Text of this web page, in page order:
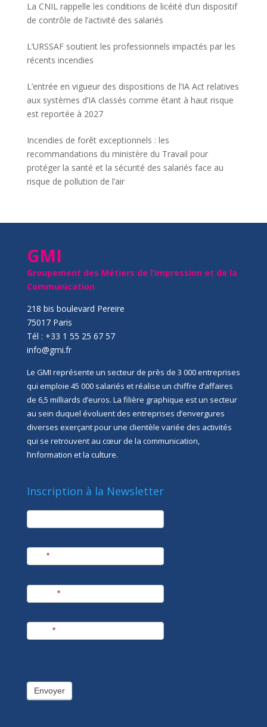
La CNIL rappelle les conditions de licéité d’un dispositif
de contrôle de l’activité des salariés
L’URSSAF soutient les professionnels impactés par les
récents incendies
L’entrée en vigueur des dispositions de l’IA Act relatives
aux systèmes d’IA classés comme étant à haut risque
est reportée à 2027
Incendies de forêt exceptionnels : les
recommandations du ministère du Travail pour
protéger la santé et la sécurité des salariés face au
risque de pollution de l’air
GMI
Groupement des Métiers de l’Impression et de la
Communication
218 bis boulevard Pereire
75017 Paris
Tél : +33 1 55 25 67 57
info@gmi.fr
Le GMI représente un secteur de près de 3 000 entreprises
qui emploie 45 000 salariés et réalise un chiffre d’affaires
de 6,5 milliards d’euros. La filière graphique est un secteur
au sein duquel évoluent des entreprises d’envergures
diverses exerçant pour une clientèle variée des activités
qui se retrouvent au cœur de la communication,
l’information et la culture.
Inscription à la Newsletter
newsletter
*
*
*
Envoyer